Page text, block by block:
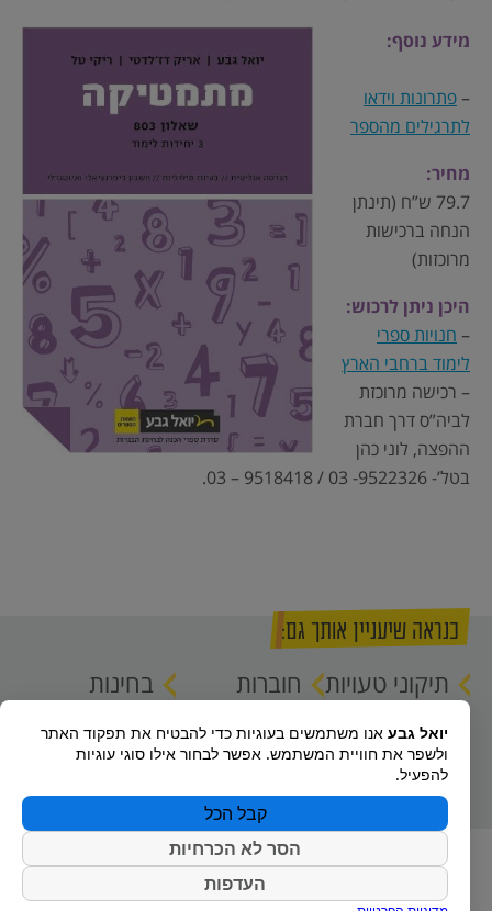
מידע נוסף:
–פתרונות וידאו
לתרגילים מהספר
מחיר:
79.7 ש”ח (תינתן
הנחה ברכישות
מרוכזות)
היכן ניתן לרכוש:
– חנויות ספרי
לימוד ברחבי הארץ
– רכישה מרוכזת
לביה”ס דרך חברת
ההפצה, לוני כהן
בטל’- 9522326- 03 / 9518418 – 03.
כנראה שיעניין אותך גם:
תיקוני טעויות
חוברות
בחינות
במתמטיקה –
יואל גבע אנו משתמשים בעוגיות כדי להבטיח את תפקוד האתר
ולשפר את חוויית המשתמש. אפשר לבחור אילו סוגי עוגיות
להפעיל.
קבל הכל
הסר לא הכרחיות
העדפות